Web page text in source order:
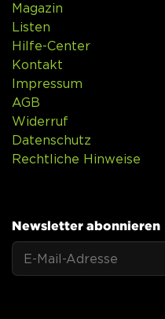
Magazin
Listen
Hilfe-Center
Kontakt
Impressum
AGB
Widerruf
Datenschutz
Rechtliche Hinweise
Newsletter abonnieren